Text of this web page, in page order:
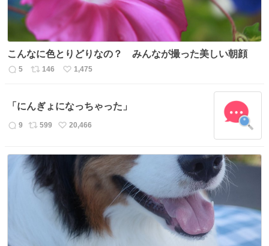
こんなに色とりどりなの？ みんなが撮った美しい朝顔
返
数
5
リ
ス
ト
数
146
い
ね
数
1,475
「にんぎょになっちゃった」
返
数
9
リ
ス
ト
数
599
い
ね
20,466